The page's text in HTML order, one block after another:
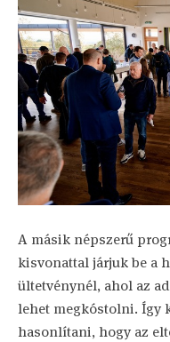
A másik népszerű
kisvonattal járjuk be a
ültetvénynél, ahol az
lehet megkóstolni. Így
hasonlítani, hogy az